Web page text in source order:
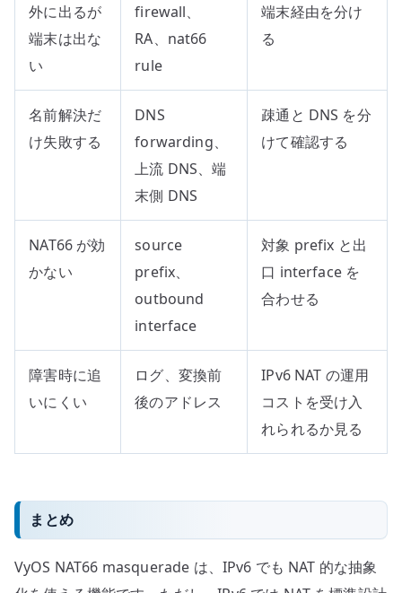
外に出るが
端末は出な
い
firewall、
RA、nat66
rule
端末経由を分け
る
名前解決だ
け失敗する
DNS
forwarding、
上流 DNS、端
末側 DNS
疎通と DNS を分
けて確認する
NAT66 が効
かない
source
prefix、
outbound
interface
対象 prefix と出
口 interface を
合わせる
障害時に追
いにくい
ログ、変換前
後のアドレス
IPv6 NAT の運用
コストを受け入
れられるか見る
まとめ
VyOS NAT66 masquerade は、IPv6 でも NAT 的な抽象